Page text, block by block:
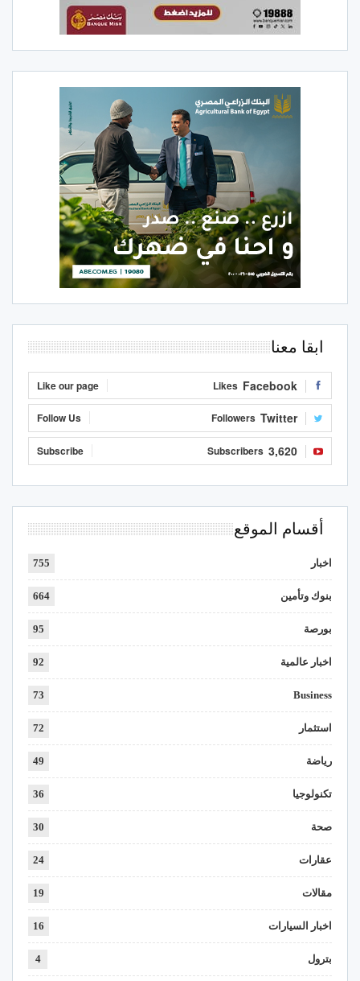
ابقا معنا
Facebook
Likes
Like our page
Twitter
Followers
Follow Us
3,620
Subscribers
Subscribe
أقسام الموقع
اخبار 755
بنوك وتأمين 664
بورصة 95
اخبار عالمية 92
Business
73
استثمار 72
رياضة 49
تكنولوجيا 36
صحة 30
عقارات 24
مقالات 19
اخبار السيارات 16
بترول 4